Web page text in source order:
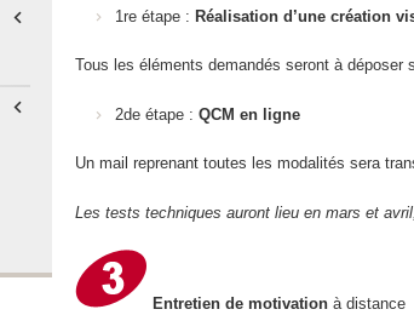
1re étape : Réalisation d’une création
Tous les éléments demandés seront à déposer
2de étape : QCM en ligne
Un mail reprenant toutes les modalités sera
Les tests techniques auront lieu en mars et
Entretien de motivationà distance